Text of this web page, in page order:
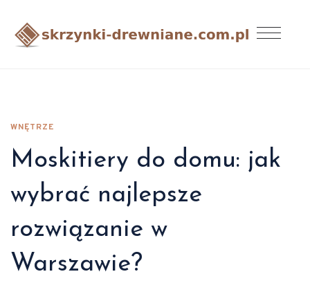
WNĘTRZE
Moskitiery do domu: jak
wybrać najlepsze
rozwiązanie w
Warszawie?